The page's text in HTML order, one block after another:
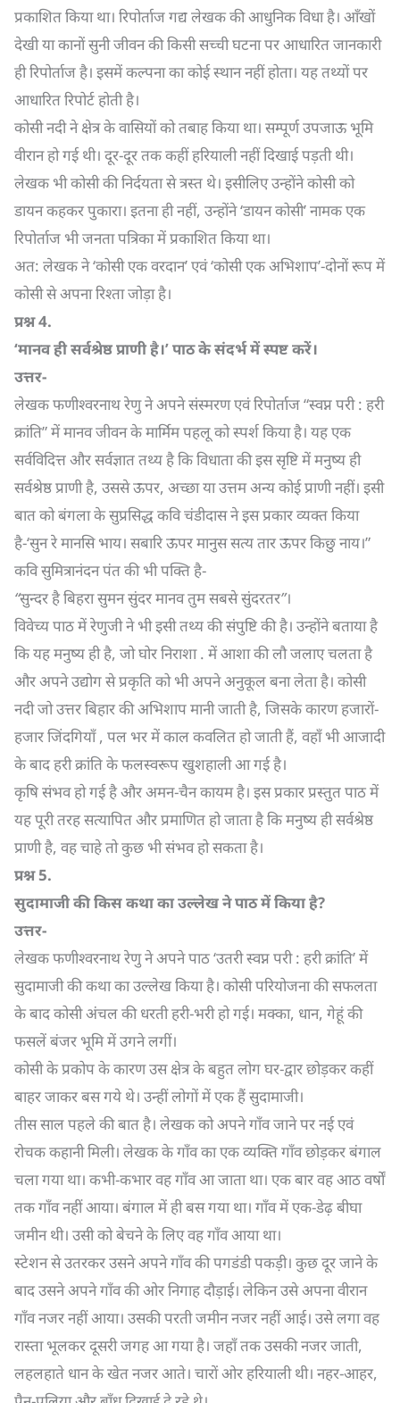
प्रकाशित किया था। रिपोर्ताज गद्य लेखक की आधुनिक विधा है। आँखों
देखी या कानों सुनी जीवन की किसी सच्ची घटना पर आधारित जानकारी
ही रिपोर्ताज है। इसमें कल्पना का कोई स्थान नहीं होता। यह तथ्यों पर
आधारित रिपोर्ट होती है।
कोसी नदी ने क्षेत्र के वासियों को तबाह किया था। सम्पूर्ण उपजाऊ भूमि
वीरान हो गई थी। दूर-दूर तक कहीं हरियाली नहीं दिखाई पड़ती थी।
लेखक भी कोसी की निर्दयता से त्रस्त थे। इसीलिए उन्होंने कोसी को
डायन कहकर पुकारा। इतना ही नहीं, उन्होंने ‘डायन कोसी’ नामक एक
रिपोर्ताज भी जनता पत्रिका में प्रकाशित किया था।
अत: लेखक ने ‘कोसी एक वरदान’ एवं ‘कोसी एक अभिशाप’-दोनों रूप में
कोसी से अपना रिश्ता जोड़ा है।
प्रश्न4.
‘मानव ही सर्वश्रेष्ठ प्राणी है।’ पाठ के संदर्भ में स्पष्ट करें।
उत्तर-
लेखक फणीश्वरनाथ रेणु ने अपने संस्मरण एवं रिपोर्ताज “स्वप्न परी : हरी
क्रांति” में मानव जीवन के मार्मिम पहलू को स्पर्श किया है। यह एक
सर्वविदित्त और सर्वज्ञात तथ्य है कि विधाता की इस सृष्टि में मनुष्य ही
सर्वश्रेष्ठ प्राणी है, उससे ऊपर, अच्छा या उत्तम अन्य कोई प्राणी नहीं। इसी
बात को बंगला के सुप्रसिद्ध कवि चंडीदास ने इस प्रकार व्यक्त किया
है-‘सुन रे मानसि भाय। सबारि ऊपर मानुस सत्य तार ऊपर किछु नाय।”
कवि सुमित्रानंदन पंत की भी पक्ति है-
“सुन्दर है बिहरा सुमन सुंदर मानव तुम सबसे सुंदरतर”।
विवेच्य पाठ में रेणुजी ने भी इसी तथ्य की संपुष्टि की है। उन्होंने बताया है
कि यह मनुष्य ही है, जो घोर निराशा . में आशा की लौ जलाए चलता है
और अपने उद्योग से प्रकृति को भी अपने अनुकूल बना लेता है। कोसी
नदी जो उत्तर बिहार की अभिशाप मानी जाती है, जिसके कारण हजारों-
हजार जिंदगियाँ , पल भर में काल कवलित हो जाती हैं, वहाँ भी आजादी
के बाद हरी क्रांति के फलस्वरूप खुशहाली आ गई है।
कृषि संभव हो गई है और अमन-चैन कायम है। इस प्रकार प्रस्तुत पाठ में
यह पूरी तरह सत्यापित और प्रमाणित हो जाता है कि मनुष्य ही सर्वश्रेष्ठ
प्राणी है, वह चाहे तो कुछ भी संभव हो सकता है।
प्रश्न5.
सुदामाजी की किस कथा का उल्लेख ने पाठ में किया है?
उत्तर-
लेखक फणीश्वरनाथ रेणु ने अपने पाठ ‘उतरी स्वप्न परी : हरी क्रांति’ में
सुदामाजी की कथा का उल्लेख किया है। कोसी परियोजना की सफलता
के बाद कोसी अंचल की धरती हरी-भरी हो गई। मक्का, धान, गेहूं की
फसलें बंजर भूमि में उगने लगीं।
कोसी के प्रकोप के कारण उस क्षेत्र के बहुत लोग घर-द्वार छोड़कर कहीं
बाहर जाकर बस गये थे। उन्हीं लोगों में एक हैं सुदामाजी।
तीस साल पहले की बात है। लेखक को अपने गाँव जाने पर नई एवं
रोचक कहानी मिली। लेखक के गाँव का एक व्यक्ति गाँव छोड़कर बंगाल
चला गया था। कभी-कभार वह गाँव आ जाता था। एक बार वह आठ वर्षों
तक गाँव नहीं आया। बंगाल में ही बस गया था। गाँव में एक-डेढ़ बीघा
जमीन थी। उसी को बेचने के लिए वह गाँव आया था।
स्टेशन से उतरकर उसने अपने गाँव की पगडंडी पकड़ी। कुछ दूर जाने के
बाद उसने अपने गाँव की ओर निगाह दौड़ाई। लेकिन उसे अपना वीरान
गाँव नजर नहीं आया। उसकी परती जमीन नजर नहीं आई। उसे लगा वह
रास्ता भूलकर दूसरी जगह आ गया है। जहाँ तक उसकी नजर जाती,
लहलहाते धान के खेत नजर आते। चारों ओर हरियाली थी। नहर-आहर,